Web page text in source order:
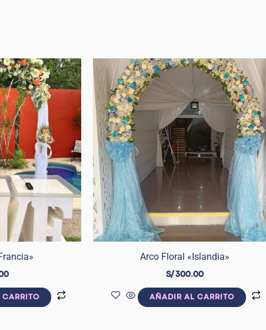
Arco Floral «Islandia»
S/300.00
AÑADIR AL CARRITO